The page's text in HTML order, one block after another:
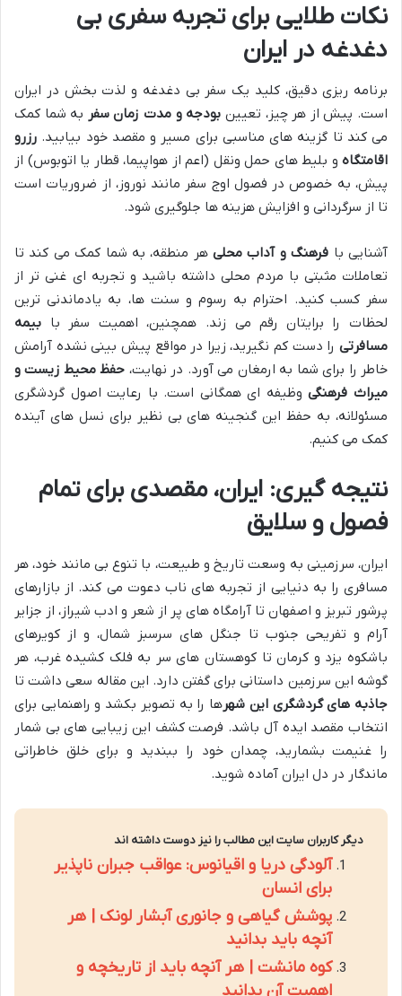
نکات طلایی برای تجربه سفری بی
دغدغه در ایران
برنامه ریزی دقیق، کلید یک سفر بی دغدغه و لذت بخش در ایران
است. پیش از هر چیز، تعیین بودجه و مدت زمان سفر به شما کمک
می کند تا گزینه های مناسبی برای مسیر و مقصد خود بیابید. رزرو
اقامتگاه و بلیط های حمل ونقل (اعم از هواپیما، قطار یا اتوبوس) از
پیش، به خصوص در فصول اوج سفر مانند نوروز، از ضروریات است
تا از سرگردانی و افزایش هزینه ها جلوگیری شود.
آشنایی با فرهنگ و آداب محلیهر منطقه، به شما کمک می کند تا
تعاملات مثبتی با مردم محلی داشته باشید و تجربه ای غنی تر از
سفر کسب کنید. احترام به رسوم و سنت ها، به یادماندنی ترین
لحظات را برایتان رقم می زند. همچنین، اهمیت سفر با بیمه
مسافرتی را دست کم نگیرید، زیرا در مواقع پیش بینی نشده آرامش
خاطر را برای شما به ارمغان می آورد. در نهایت، حفظ محیط زیست و
میراث فرهنگیوظیفه ای همگانی است. با رعایت اصول گردشگری
مسئولانه، به حفظ این گنجینه های بی نظیر برای نسل های آینده
کمک می کنیم.
نتیجه گیری: ایران، مقصدی برای تمام
فصول و سلایق
ایران، سرزمینی به وسعت تاریخ و طبیعت، با تنوع بی مانند خود، هر
مسافری را به دنیایی از تجربه های ناب دعوت می کند. از بازارهای
پرشور تبریز و اصفهان تا آرامگاه های پر از شعر و ادب شیراز، از جزایر
آرام و تفریحی جنوب تا جنگل های سرسبز شمال، و از کویرهای
باشکوه یزد و کرمان تا کوهستان های سر به فلک کشیده غرب، هر
گوشه این سرزمین داستانی برای گفتن دارد. این مقاله سعی داشت تا
جاذبه های گردشگری این شهرها را به تصویر بکشد و راهنمایی برای
انتخاب مقصد ایده آل باشد. فرصت کشف این زیبایی های بی شمار
را غنیمت بشمارید، چمدان خود را ببندید و برای خلق خاطراتی
ماندگار در دل ایران آماده شوید.
دیگر کاربران سایت این مطالب را نیز دوست داشته اند
آلودگی دریا و اقیانوس: عواقب جبران ناپذیر
برای انسان
پوشش گیاهی و جانوری آبشار لونک | هر
آنچه باید بدانید
کوه مانشت | هر آنچه باید از تاریخچه و
اهمیت آن بدانید